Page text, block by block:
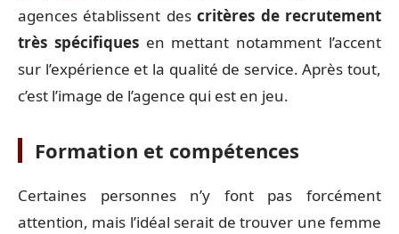
agences établissent descritères de recrutement
très spécifiquesen mettant notamment l’accent
sur l’expérience et la qualité de service. Après tout,
c’est l’image de l’agence qui est en jeu.
Formation et compétences
Certaines personnes n’y font pas forcément
attention, mais l’idéal serait de trouver une femme